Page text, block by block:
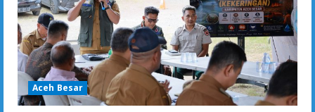
Aceh Besar